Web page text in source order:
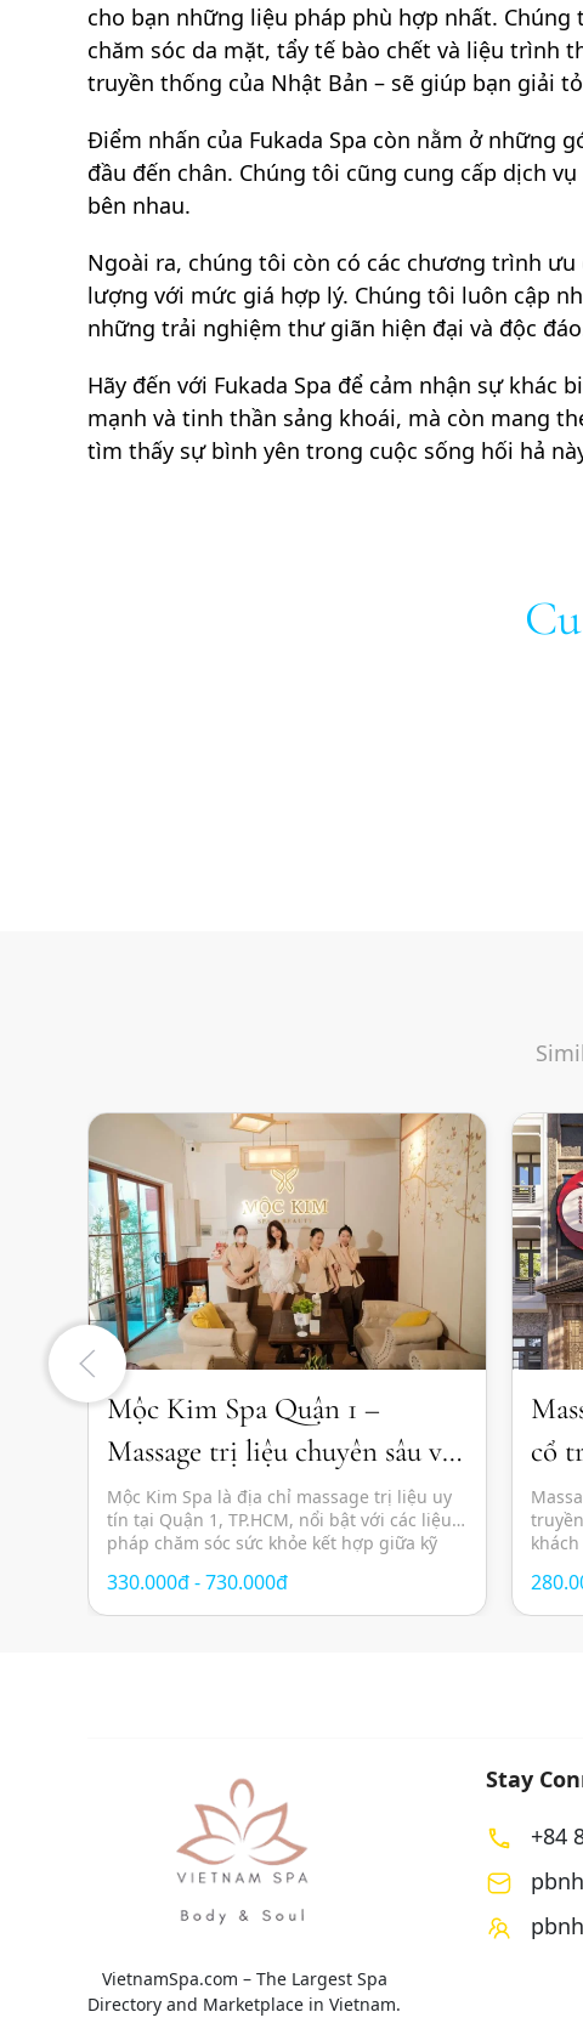
cho bạn những liệu pháp phù hợp nhất.
chăm sóc da mặt, tẩy tế bào chết và liệu trình
truyền thống của Nhật Bản – sẽ giúp bạn giải
Điểm nhấn của Fukada Spa còn nằm ở những
đầu đến chân. Chúng tôi cũng cung cấp dịch
bên nhau.
Ngoài ra, chúng tôi còn có các chương trình
lượng với mức giá hợp lý. Chúng tôi luôn cập
những trải nghiệm thư giãn hiện đại và độc
Hãy đến với Fukada Spa để cảm nhận sự
mạnh và tinh thần sảng khoái, mà còn mang
tìm thấy sự bình yên trong cuộc sống hối hả
Mộc Kim Spa Quận 1 –
Massage trị liệu chuyên sâu và
thư giãn chuẩn Nhật
Mộc Kim Spa là địa chỉ massage trị liệu uy
tín tại Quận 1, TP.HCM, nổi bật với các liệu
pháp chăm sóc sức khỏe kết hợp giữa kỹ
nhiên và không gian thư giãn mang cảm
hứng Nhật Bản. Các liệu trình được thiết kế
330.000đ - 730.000đ
cổ
chăm
Đông
VietnamSpa.com – The Largest Spa
Directory and Marketplace in Vietnam.
Stay
+84